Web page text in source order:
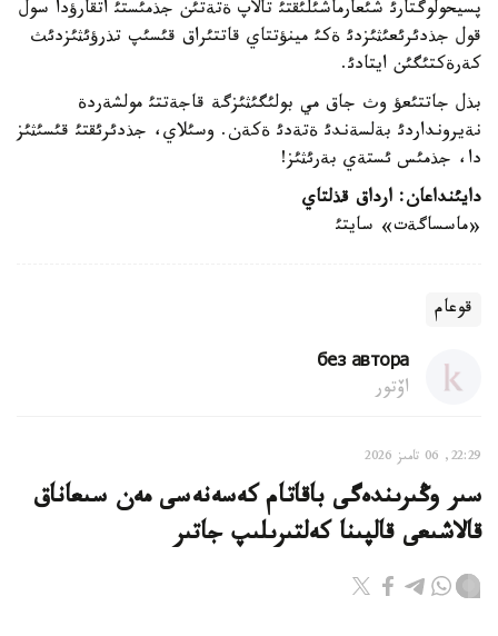
پسيحولوگتارئ شئعارماشئلئقتئ تالاپ ةتةتئن جذمئستئ اتقارؤدا سول
قول جذدئرئعئثئزدئ ةكئ مينؤتتاي قاتتئراق قئسئپ تذرؤئثئزدئث
كةرةكتئگئن ايتادئ.
بذل جاتتئعؤ وث جاق مي بولئگئثئزگة قاجةتتئ مولشةردة
نةيرونداردئ بةلسةندئ ةتةدئ ةكةن. وسئلاي، جذدئرئقتئ قئسئثئز
دا، جذمئس ئستةي بةرئثئز!
دايئنداعان: ارداق قذلتاي
«ماسساگةت» سايتئ
قوعام
без автора
اۆتور
22:29, 06 تامىز 2026
سىر وڭىرىندەگى باقاتام كەسەنەسى مەن سىعاناق
قالاشىعى قالپىنا كەلتىرىلىپ جاتىر